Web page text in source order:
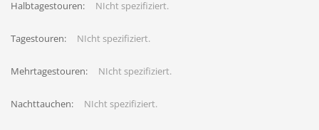
Halbtagestouren: NIcht spezifiziert.
Tagestouren: NIcht spezifiziert.
Mehrtagestouren: NIcht spezifiziert.
Nachttauchen: NIcht spezifiziert.